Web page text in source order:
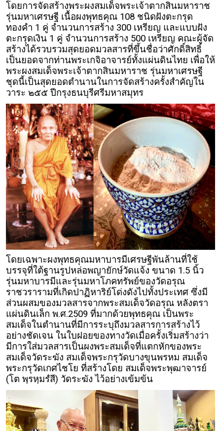
โดยการจัดสร้างพระผงสมเด็จพระเจ้าตากสินมหาราช
รุ่นมหาเศรษฐี เนื้อผงพุทธคุณ 108 ชนิดฝังตะกรุด
ทองคำ 1 คู่ จำนวนการสร้าง 300 เหรียญ และแบบฝัง
ตะกรุดเงิน 1 คู่ จำนวนการสร้าง 500 เหรียญ คณะผู้จัด
สร้างได้รวบรวมสุดยอดมวลสารที่ขึ้นชื่อว่าศักดิ์สิทธิ์
เป็นยอดจากท่านพระเกจิอาจารย์ทั้งแผ่นดินไทย เพื่อให้
พระผงสมเด็จพระเจ้าตากสินมหาราช รุ่นมหาเศรษฐี
ชุดนี้เป็นสุดยอดตำนานในการจัดสร้างครั้งสำคัญใน
วาระ ๒๕๕ ปีกรุงธนบุรีศรีมหาสมุทร
โดยเฉพาะผงพุทธคุณมหาบารมีเศรษฐีพันล้านที่ใช้
บรรจุที่ใต้ฐานรูปหล่อพญายักษ์วัดแจ้ง ขนาด 1.5 นิ้ว
รุ่นมหาบารมีและรุ่นมหาโภคทรัพย์ของวัดอรุณ
ราชวรารามที่เกิดปาฏิหาริย์โด่งดังไปทั้งประเทศ ซึ่งมี
ส่วนผสมของมวลสารจากพระสมเด็จวัดอรุณ หลังตรา
แผ่นดินเล็ก พ.ศ.2509 ที่มากด้วยพุทธคุณ เป็นพระ
สมเด็จในตำนานที่มีการระบุถึงมวลสารการสร้างไว้
อย่างชัดเจน ในใบฝอยของทางวัดเมื่อครั้งเริ่มสร้างว่า
มีการใส่มวลสารเป็นผงพระสมเด็จที่แตกหักของพระ
สมเด็จวัดระฆัง สมเด็จพระกรุวัดบางขุนพรหม สมเด็จ
พระกรุวัดเกศไชโย ที่สร้างโดย สมเด็จพระพุฒาจารย์
(โต พฺรหฺมรํสี) วัดระฆัง ไว้อย่างเข้มข้น